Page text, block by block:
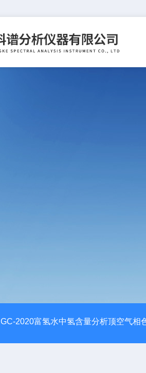
GC-2020富氢水中氢含量分析顶空气相